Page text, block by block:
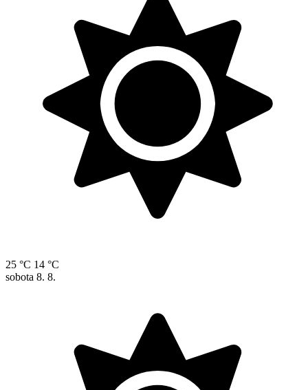
25 °C 14 °C
sobota 8. 8.